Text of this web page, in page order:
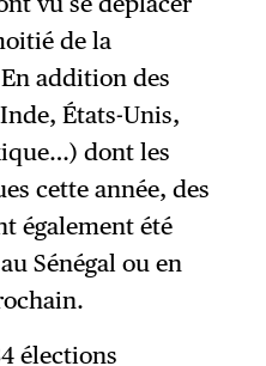
de la
addition des
États-Unis,
dont les
cette année, des
également été
Sénégal ou en
élections